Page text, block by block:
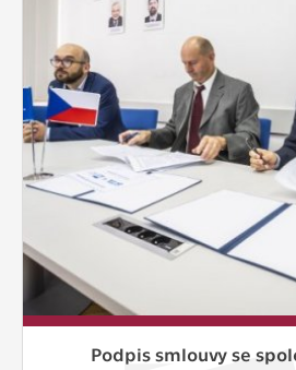
Cookies, které aplikace
Naším cílem je, aby tato kategorie
zůstala prázdná a všechny
přiřazeny do některé z kategorií
uvedených výše.
Podpis smlouvy se